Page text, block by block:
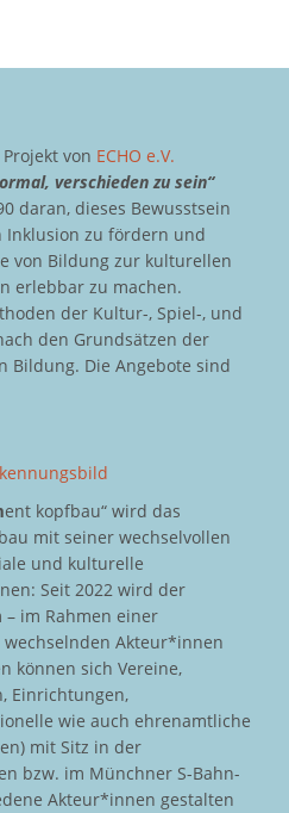
von ECHO e.V.
verschieden zu sein“
daran, dieses Bewusstsein
Inklusion zu fördern und
von Bildung zur kulturellen
erlebbar zu machen.
der Kultur-, Spiel-, und
den Grundsätzen der
Bildung. Die Angebote sind
ent kopfbau“ wird das
mit seiner wechselvollen
und kulturelle
Seit 2022 wird der
– im Rahmen einer
Akteur*innen
können sich Vereine,
Einrichtungen,
wie auch ehrenamtliche
mit Sitz in der
bzw. im Münchner S-Bahn-
Akteur*innen gestalten